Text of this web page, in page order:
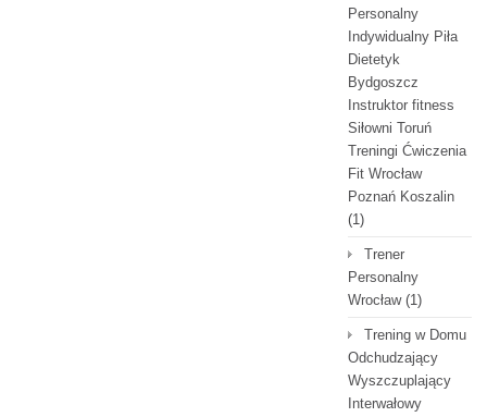
Personalny
Indywidualny Piła
Dietetyk
Bydgoszcz
Instruktor fitness
Siłowni Toruń
Treningi Ćwiczenia
Fit Wrocław
Poznań Koszalin
(1)
Trener
Personalny
Wrocław(1)
Trening w Domu
Odchudzający
Wyszczuplający
Interwałowy